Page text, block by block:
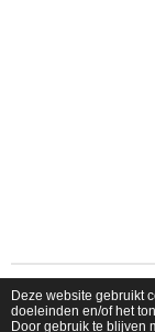
Deze website gebruikt
doeleinden en/of het
Door gebruik te blijven
© 2026 shopfriendsfoes